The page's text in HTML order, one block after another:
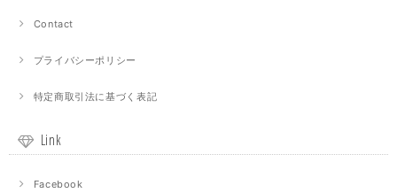
Contact
プライバシーポリシー
特定商取引法に基づく表記
Link
Facebook